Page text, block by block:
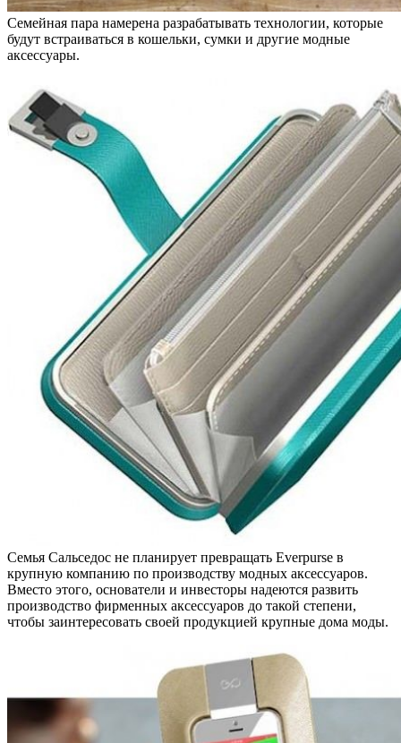
Семейная пара намерена разрабатывать технологии, которые
будут встраиваться в кошельки, сумки и другие модные
аксессуары.
Семья Сальседос не планирует превращать Everpurse в
крупную компанию по производству модных аксессуаров.
Вместо этого, основатели и инвесторы надеются развить
производство фирменных аксессуаров до такой степени,
чтобы заинтересовать своей продукцией крупные дома моды.